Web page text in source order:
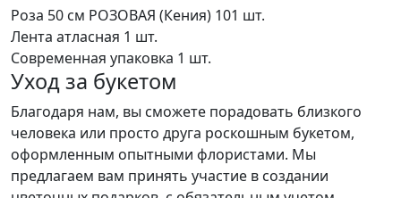
Роза 50 см РОЗОВАЯ (Кения) 101 шт.
Лента атласная 1 шт.
Современная упаковка 1 шт.
Уход за букетом
Благодаря нам, вы сможете порадовать близкого
человека или просто друга роскошным букетом,
оформленным опытными флористами. Мы
предлагаем вам принять участие в создании